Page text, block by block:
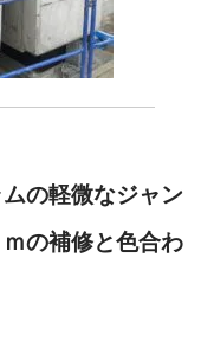
の軽微なジャン
補修と色合わ